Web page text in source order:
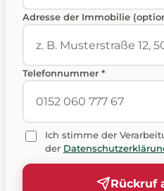
Adresse der Immobilie
Telefonnummer *
Ich stimme der
der
Rückruf